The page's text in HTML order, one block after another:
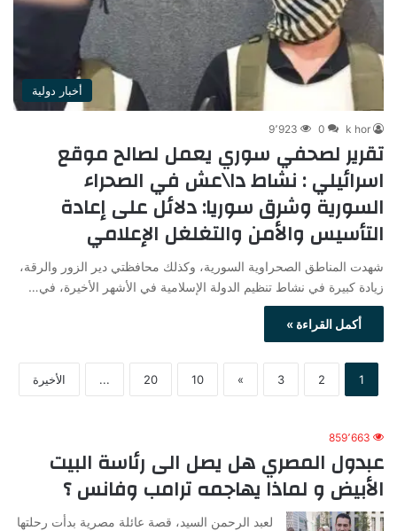
أخبار دولية
k hor
0 9٬923
تقرير لصحفي سوري يعمل لصالح موقع
اسرائيلي : نشاط دا\عش في الصحراء
السورية وشرق سوريا: دلائل على إعادة
التأسيس والأمن والتغلغل الإعلامي
شهدت المناطق الصحراوية السورية، وكذلك محافظتي دير الزور والرقة،
زيادة كبيرة في نشاط تنظيم الدولة الإسلامية في الأشهر الأخيرة، في…
أكمل القراءة »
1
2
3
»
10
20
... الأخيرة
859٬663
عبدول المصري هل يصل الى رئاسة البيت
الأبيض و لماذا يهاجمه ترامب وفانس ؟
لعبد الرحمن السيد، قصة عائلة مصرية بدأت رحلتها